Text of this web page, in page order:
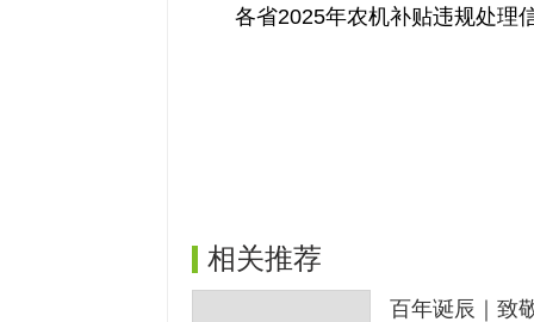
各省2025年农机补贴违规处
相关推荐
百年诞辰｜致